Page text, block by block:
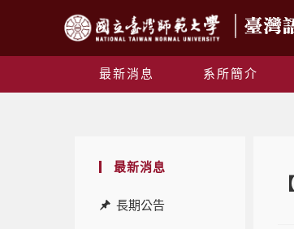
最新消息 系所簡介
最新消息
長期公告